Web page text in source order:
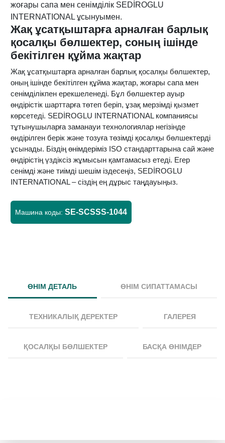
жоғары сапа мен сенімділік SEDİROGLU
INTERNATIONAL ұсынуымен.
Жақ ұсатқыштарға арналған барлық
қосалқы бөлшектер, соның ішінде
бекітілген құйма жақтар
Жақ ұсатқыштарға арналған барлық қосалқы бөлшектер,
оның ішінде бекітілген құйма жақтар, жоғары сапа мен
сенімділікпен ерекшеленеді. Бұл бөлшектер ауыр
өндірістік шарттарға төтеп беріп, ұзақ мерзімді қызмет
көрсетеді. SEDİROGLU INTERNATIONAL компаниясы
тұтынушыларға заманауи технологиялар негізінде
өндірілген берік және тозуға төзімді қосалқы бөлшектерді
ұсынады. Біздің өнімдеріміз ISO стандарттарына сай және
өндірістің үздіксіз жұмысын қамтамасыз етеді. Егер
сенімді және тиімді шешім іздесеңіз, SEDİROGLU
INTERNATIONAL – сіздің ең дұрыс таңдауыңыз.
Машина коды: SE-SCSSS-1044
ӨНІМ ДЕТАЛЬ ӨНІМ СИПАТТАМАСЫ
ТЕХНИКАЛЫҚ ДЕРЕКТЕР ГАЛЕРЕЯ
ҚОСАЛҚЫ БӨЛШЕКТЕР БАСҚА ӨНІМДЕР